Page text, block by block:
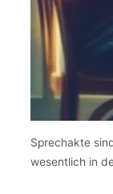
Sprechakte
wesentlich in